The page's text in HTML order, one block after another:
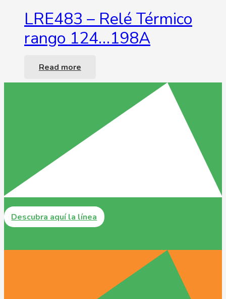
LRE483 – Relé Térmico
rango 124…198A
Read more
Descubra aquí la línea